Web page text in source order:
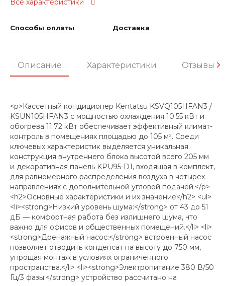
Все характеристики
Способы оплаты Доставка
Описание Характеристики Отзывы
<p>Кассетный кондиционер Kentatsu KSVQ105HFAN3 /
KSUN105HFAN3 с мощностью охлаждения 10.55 кВт и
обогрева 11.72 кВт обеспечивает эффективный климат-
контроль в помещениях площадью до 105 м². Среди
ключевых характеристик выделяется уникальная
конструкция внутреннего блока высотой всего 205 мм
и декоративная панель KPU95-D1, входящая в комплект,
для равномерного распределения воздуха в четырех
направлениях с дополнительной угловой подачей.</p>
<h2>Основные характеристики и их значение</h2> <ul>
<li><strong>Низкий уровень шума:</strong> от 43 до 51
дБ — комфортная работа без излишнего шума, что
важно для офисов и общественных помещений.</li> <li>
<strong>Дренажный насос:</strong> встроенный насос
позволяет отводить конденсат на высоту до 750 мм,
упрощая монтаж в условиях ограниченного
пространства.</li> <li><strong>Электропитание 380 В/50
Гц/3 фазы:</strong> устройство рассчитано на